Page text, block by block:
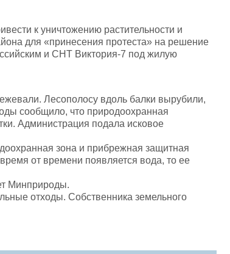
к уничтожению растительности и
для «принесения протеста» на решение
и СНТ Виктория-7 под жилую
Лесополосу вдоль балки вырубили,
сообщило, что природоохранная
Администрация подала исковое
зона и прибрежная защитная
от времени появляется вода, то ее
Минприроды.
отходы. Собственника земельного